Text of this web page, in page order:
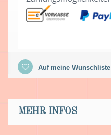
Auf meine Wunschliste
MEHR INFOS